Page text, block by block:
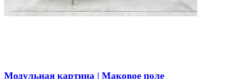
Модульная картина | Маковое поле